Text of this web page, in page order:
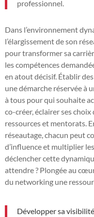
professionnel.
Dans l’environnement
l’élargissement de son
pour transformer sa
les compétences
en atout décisif. Établir
une démarche réservée à
à tous pour qui souhaite
co-créer, éclairer ses
ressources et mentorats.
réseautage, chacun peut
d’influence et multiplier
déclencher cette
attendre ? Plongée au
du networking une
Développer sa